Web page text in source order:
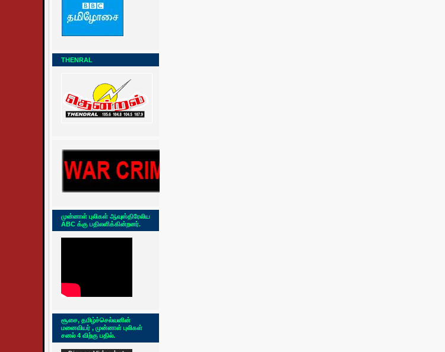
THENRAL
முன்னாள் புலிகள் ஆவுஸ்திரேலிய
ABC க்கு பதிலளிக்கின்றனர்.
சூசை, தமிழ்ச்செல்வனின்
மனைவியர் , முன்னாள் புலிகள்
சனல் 4 விற்கு பதில்.